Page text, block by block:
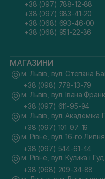
+38 (097) 788-12-88
+38 (097) 983-41-20
+38 (068) 693-46-00
+38 (068) 951-22-86
МАГАЗИНИ
м. Львів, вул. Степана
+38 (098) 778-13-79
м. Львів, вул. Івана
+38 (097) 611-95-94
м. Львів, вул. Академіка
+38 (097) 101-97-16
м. Рівне, вул. 16-го
+38 (097) 544-61-44
м. Рівне, вул. Кулика і
+38 (068) 209-34-88